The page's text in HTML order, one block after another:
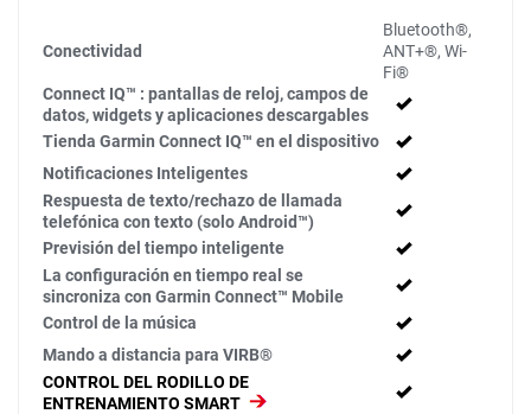
Conectividad
Bluetooth®,
ANT+®, Wi-
Fi®
Connect IQ™ : pantallas de reloj, campos de
datos, widgets y aplicaciones descargables
Tienda Garmin Connect IQ™ en el dispositivo
Notificaciones Inteligentes
Respuesta de texto/rechazo de llamada
telefónica con texto (solo Android™)
Previsión del tiempo inteligente
La configuración en tiempo real se
sincroniza con Garmin Connect™ Mobile
Control de la música
Mando a distancia para VIRB®
CONTROL DEL RODILLO DE
ENTRENAMIENTO SMART